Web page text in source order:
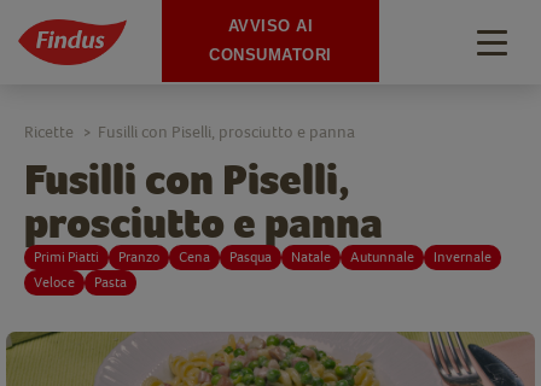
Fusilli con Piselli,
prosciutto e panna
Primi Piatti Pranzo Cena Pasqua Natale Autunnale
Invernale
Veloce
Pasta
Ricette > Fusilli con Piselli, prosciutto e panna
AVVISO AI
CONSUMATORI